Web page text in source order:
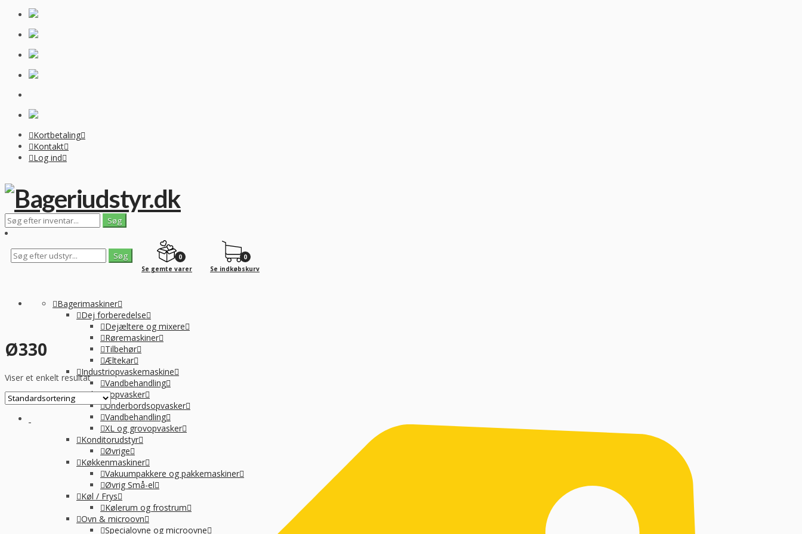
Kortbetaling
Kontakt
Log ind
0
Se gemte varer
0
Se indkøbskurv
Bagerimaskiner
Dej forberedelse
Dejæltere og mixere
Røremaskiner
Tilbehør
Æltekar
Industriopvaskemaskine
Vandbehandling
Industriopvasker
Underbordsopvasker
Vandbehandling
XL og grovopvasker
Konditorudstyr
Øvrige
Køkkenmaskiner
Vakuumpakkere og pakkemaskiner
Øvrig Små-el
Køl / Frys
Kølerum og frostrum
Ovn & microovn
Specialovne og microovne
Ø330
Viser et enkelt resultat